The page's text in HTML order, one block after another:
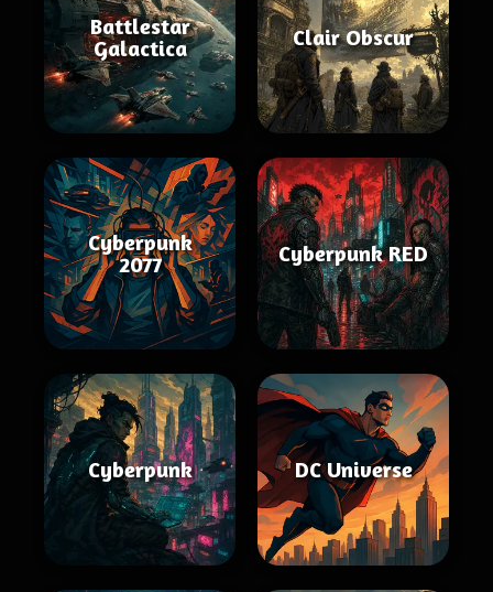
Battlestar
Galactica
Clair Obscur
Cyberpunk
2077
Cyberpunk RED
Cyberpunk DC Universe